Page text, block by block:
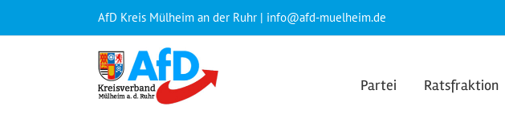
springen
AfD Kreis Mülheim an der Ruhr | info@afd-muelheim.de
Partei Ratsfraktion